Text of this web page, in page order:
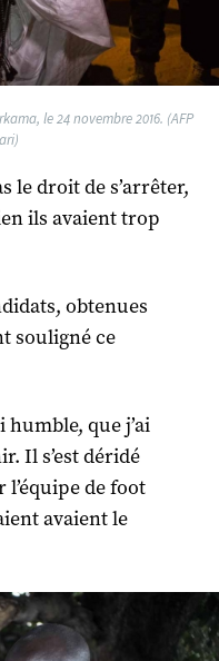
le 24 novembre 2016. (AFP
le droit de s’arrêter,
ils avaient trop
obtenues
souligné ce
humble, que j’ai
Il s’est déridé
l’équipe de foot
avaient le